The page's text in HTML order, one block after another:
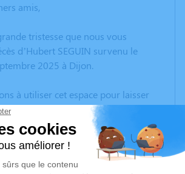
amis,
tristesse que nous vous
d’Hubert SEGUIN survenu le
2025 à Dijon.
à utiliser cet espace pour laisser
partager des photos souvenirs, une
vos pensées à travers des
Cet endroit est un lieu
à honorer la mémoire d’Hubert